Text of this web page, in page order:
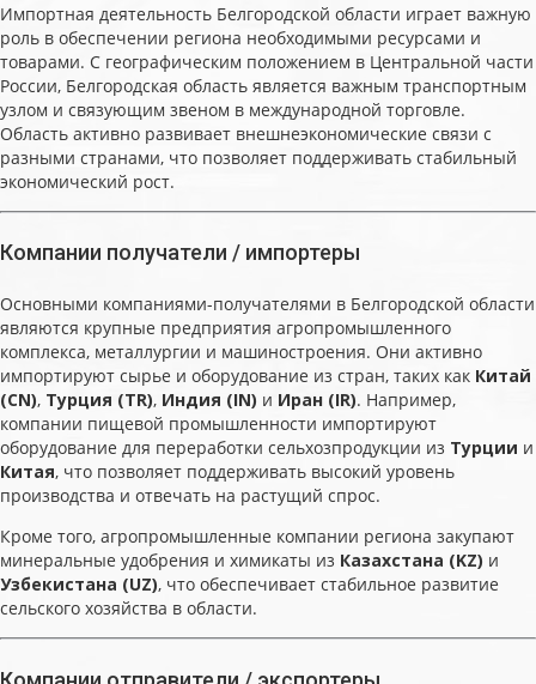
Импортная деятельность Белгородской области играет важную
роль в обеспечении региона необходимыми ресурсами и
товарами. С географическим положением в Центральной части
России, Белгородская область является важным транспортным
узлом и связующим звеном в международной торговле.
Область активно развивает внешнеэкономические связи с
разными странами, что позволяет поддерживать стабильный
экономический рост.
Компании получатели / импортеры
Основными компаниями-получателями в Белгородской области
являются крупные предприятия агропромышленного
комплекса, металлургии и машиностроения. Они активно
импортируют сырье и оборудование из стран, таких как Китай
(CN), Турция (TR), Индия (IN) и Иран (IR). Например,
компании пищевой промышленности импортируют
оборудование для переработки сельхозпродукции из Турции и
Китая, что позволяет поддерживать высокий уровень
производства и отвечать на растущий спрос.
Кроме того, агропромышленные компании региона закупают
минеральные удобрения и химикаты из Казахстана (KZ) и
Узбекистана (UZ), что обеспечивает стабильное развитие
сельского хозяйства в области.